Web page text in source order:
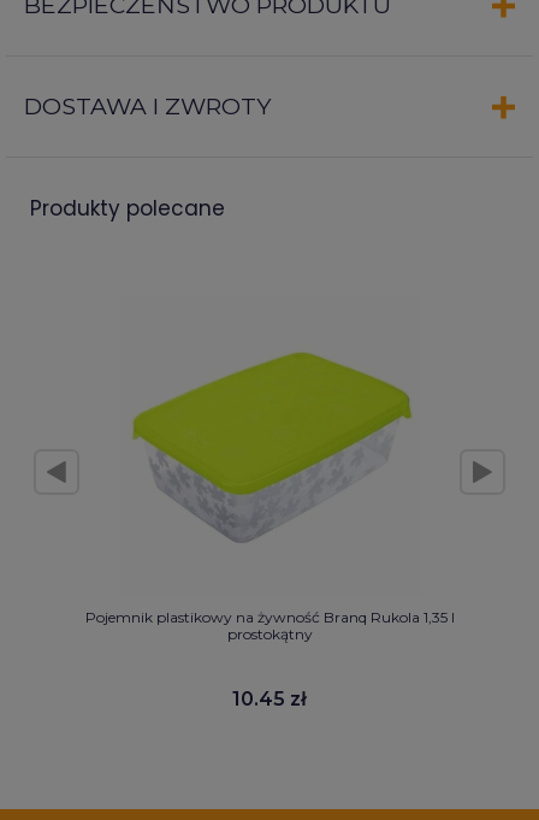
DOSTAWA I ZWROTY
produkty polecane
Pojemnik plastikowy na żywność Branq Rukola 1,35 l
prostokątny
10.45 zł